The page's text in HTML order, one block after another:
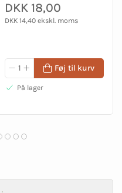
DKK 18,00
DKK 14,40 ekskl. moms
Føj til kurv
På lager